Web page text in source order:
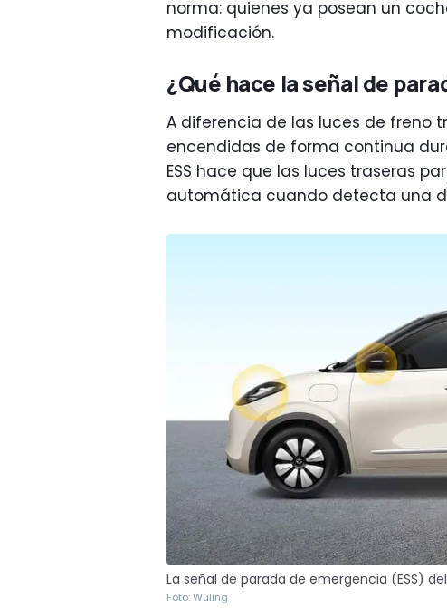
norma: quienes ya posean un
modificación.
¿Qué hace la señal de
A diferencia de las luces de freno
encendidas de forma continua
ESS hace que las luces traseras
automática cuando detecta una
La señal de parada de emergencia (ESS)
Foto: Wuling